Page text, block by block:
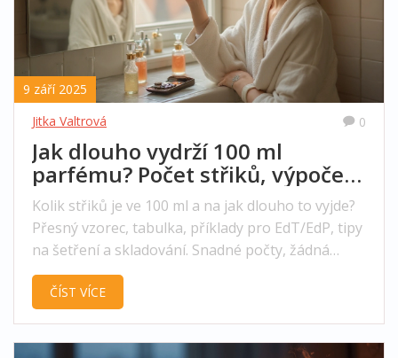
9 září 2025
Jitka Valtrová
0
Jak dlouho vydrží 100 ml
parfému? Počet střiků, výpočet
a tipy
Kolik střiků je ve 100 ml a na jak dlouho to vyjde?
Přesný vzorec, tabulka, příklady pro EdT/EdP, tipy
na šetření a skladování. Snadné počty, žádná
magie.
ČÍST VÍCE